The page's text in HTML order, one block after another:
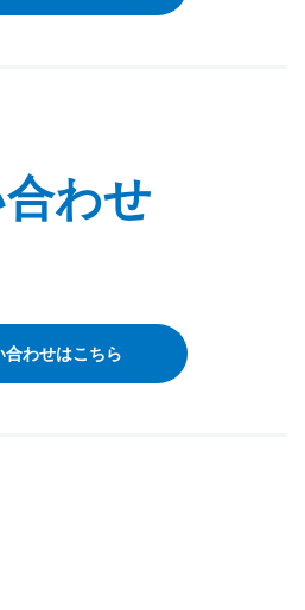
わせ
合わせはこちら